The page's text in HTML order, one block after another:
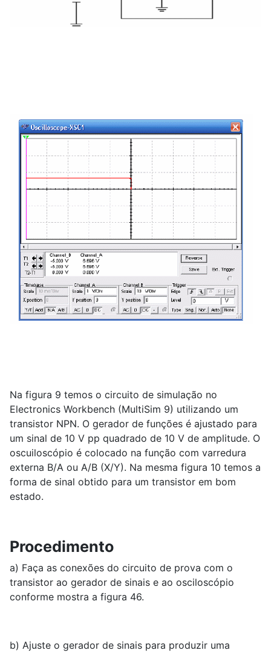
Na figura 9 temos o circuito de simulação no
Electronics Workbench (MultiSim 9) utilizando um
transistor NPN. O gerador de funções é ajustado para
um sinal de 10 V pp quadrado de 10 V de amplitude. O
oscuiloscópio é colocado na função com varredura
externa B/A ou A/B (X/Y). Na mesma figura 10 temos a
forma de sinal obtido para um transistor em bom
estado.
Procedimento
a) Faça as conexões do circuito de prova com o
transistor ao gerador de sinais e ao osciloscópio
conforme mostra a figura 46.
b) Ajuste o gerador de sinais para produzir uma